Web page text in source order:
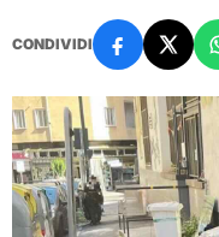
CONDIVIDI